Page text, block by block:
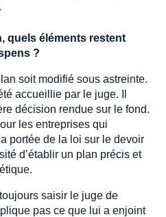
quels éléments restent
?
soit modifié sous astreinte.
accueillie par le juge. Il
décision rendue sur le fond.
les entreprises qui
portée de la loi sur le devoir
d’établir un plan précis et
saisir le juge de
pas ce que lui a enjoint